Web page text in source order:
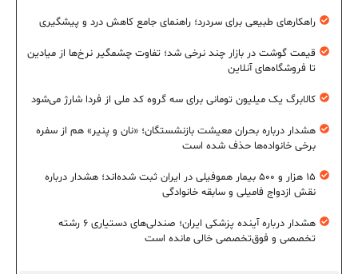
راهکارهای طبیعی برای سردرد؛ راهنمای جامع کاهش درد و پیشگیری
قیمت گوشت در بازار چند نرخی شد؛ تفاوت چشمگیر نرخ‌ها از میادین
تا فروشگاه‌های آنلاین
کالابرگ یک میلیون تومانی برای سه گروه کد ملی از فردا شارژ می‌شود
هشدار درباره بحران معیشت بازنشستگان؛ «نان و پنیر» هم از سفره
برخی خانواده‌ها حذف شده است
۱۵ هزار و ۵۰۰ بیمار هموفیلی در ایران ثبت شده‌اند؛ هشدار درباره
نقش ازدواج فامیلی و سابقه خانوادگی
هشدار درباره آینده پزشکی ایران؛ صندلی‌های دستیاری ۶ رشته
تخصصی و فوق‌تخصصی خالی مانده است